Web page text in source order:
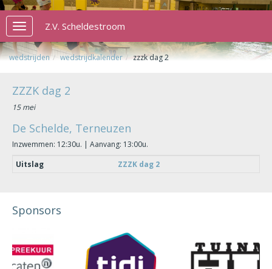
Toggle
navigation
Z.V. Scheldestroom
wedstrijden wedstrijdkalender zzzk dag 2
ZZZK dag 2
15 mei
De Schelde, Terneuzen
Inzwemmen: 12:30u. | Aanvang: 13:00u.
Uitslag
ZZZK dag 2
Sponsors